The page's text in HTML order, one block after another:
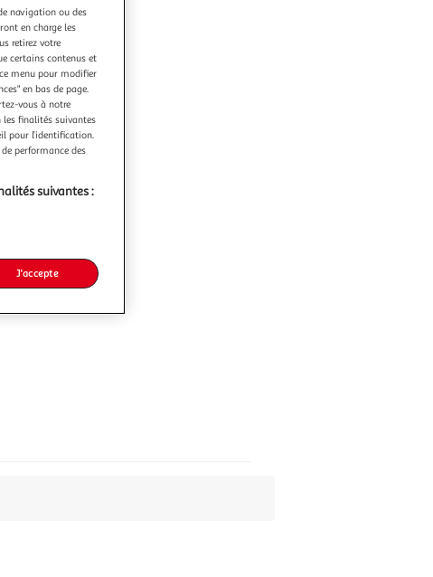
navigation ou des
en charge les
retirez votre
certains contenus et
menu pour modifier
en bas de page.
vous à notre
les finalités suivantes
pour l’identification.
performance des
suivantes :
J'accepte